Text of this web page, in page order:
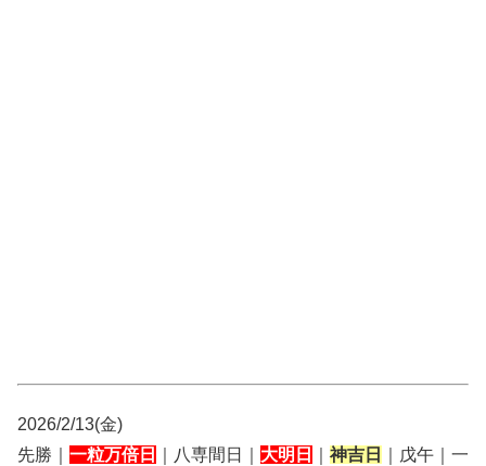
2026/2/13(金)
先勝｜ 一粒万倍日 ｜八専間日｜ 大明日 神吉日
｜戊午｜一